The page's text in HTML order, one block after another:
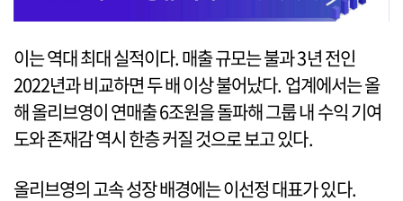
이는 역대 최대 실적이다. 매출 규모는 불과 3년 전인
2022년과 비교하면 두 배 이상 불어났다. 업계에서는 올
해 올리브영이 연매출 6조원을 돌파해 그룹 내 수익 기여
도와 존재감 역시 한층 커질 것으로 보고 있다.
올리브영의 고속 성장 배경에는 이선정 대표가 있다.